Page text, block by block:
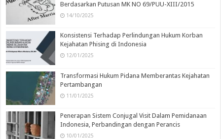
Berdasarkan Putusan MK NO 69/PUU-XIII/2015
14/10/2025
Konsistensi Terhadap Perlindungan Hukum Korban
Kejahatan Phising di Indonesia
12/01/2025
Transformasi Hukum Pidana Memberantas Kejahatan
Pertambangan
11/01/2025
Penerapan Sistem Conjugal Visit Dalam Pemidanaan
Indonesia, Perbandingan dengan Perancis
10/01/2025